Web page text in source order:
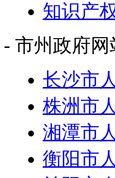
知识产
- 市州政府网
长沙市
株洲市
湘潭市
衡阳市